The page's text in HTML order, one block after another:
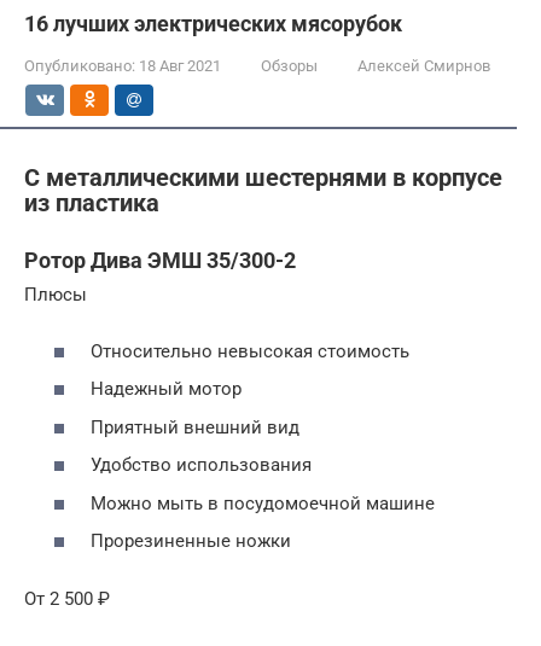
16 лучших электрических мясорубок
Опубликовано: 18 Авг 2021 Обзоры Алексей Смирнов
C металлическими шестернями в корпусе
из пластика
Ротор Дива ЭМШ 35/300-2
Плюсы
Относительно невысокая стоимость
Надежный мотор
Приятный внешний вид
Удобство использования
Можно мыть в посудомоечной машине
Прорезиненные ножки
От 2 500 ₽